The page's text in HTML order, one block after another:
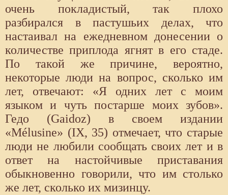
очень покладистый, так плохо
разбирался в пастушьих делах, что
настаивал на ежедневном донесении о
количестве приплода ягнят в его стаде.
По такой же причине, вероятно,
некоторые люди на вопрос, сколько им
лет, отвечают: «Я одних лет с моим
языком и чуть постарше моих зубов».
Гедо (Gaidoz) в своем издании
«Mélusine» (IX, 35) отмечает, что старые
люди не любили сообщать своих лет и в
ответ на настойчивые приставания
обыкновенно говорили, что им столько
же лет, сколько их мизинцу.